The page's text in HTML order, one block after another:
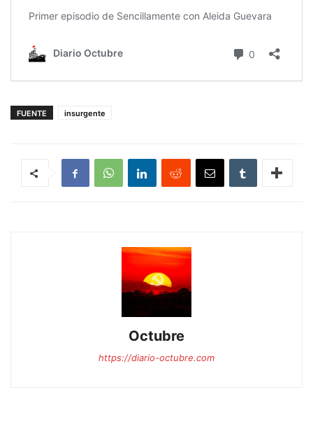
FUENTE insurgente
Octubre
https://diario-octubre.com